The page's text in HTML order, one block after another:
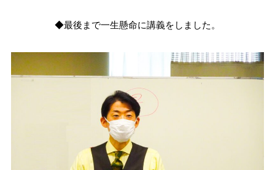
◆最後まで一生懸命に講義をしました。